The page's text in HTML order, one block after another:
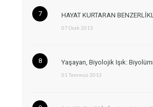
HAYAT KURTARAN
07 Ocak 2013
Yaşayan, Biyolojik Işık:
01 Temmuz 2013